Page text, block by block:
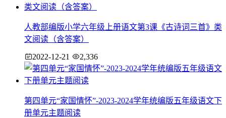
人教部编版小学六年级上册语文第3课《古诗词三首》类
文阅读（含答案）
2022-12-21 2,336
第四单元“家国情怀”-2023-2024学年统编版五年级语文下
册单元主题阅读